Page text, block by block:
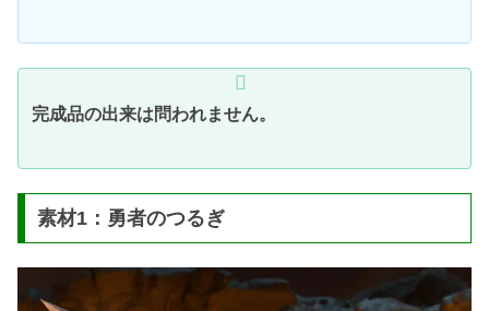
完成品の出来は問われません。
素材1：勇者のつるぎ